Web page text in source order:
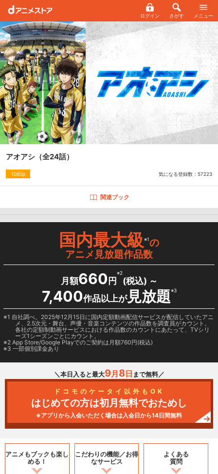
ログイン さがす メニュー
アオアシ （全24話）
1080p 気になる登録数： 57223
関連ブック
国内最大級※1の
アニメ見放題作品数
月額660 円
※2
(税込) ～
7,400作品以上が見放題※3
1 自社調べ。2025年12月15日に国内定額動画配信サービスが配信していたアニ
メ、2.5次元・舞台、声優・音楽コンテンツの作品数を調査員がカウント。
各社の定額制動画サービスにおける作品数のカウントにあたって、TVシリ
ーズ1シーズンごとにカウント。
2 App Store/Google Playでのご契約は月額760円(税込)
3 一部個別課金あり
＼本日入ると最大9月 8日 まで無料／
ドコモのケータイ以外もOK
はじめての方は初月無料でおためし
※アプリから入会いただく場合は入会日から14日間無料
アニメもブックも楽し
める！
こだわりの機能／お得
なサービス
よくある
質問